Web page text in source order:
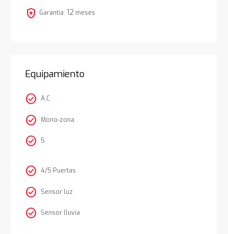
local_police Garantía: 12 meses
Equipamiento
check_circle A.C
check_circle Mono-zona
check_circle 5
check_circle 4/5 Puertas
check_circle Sensor luz
check_circle Sensor lluvia